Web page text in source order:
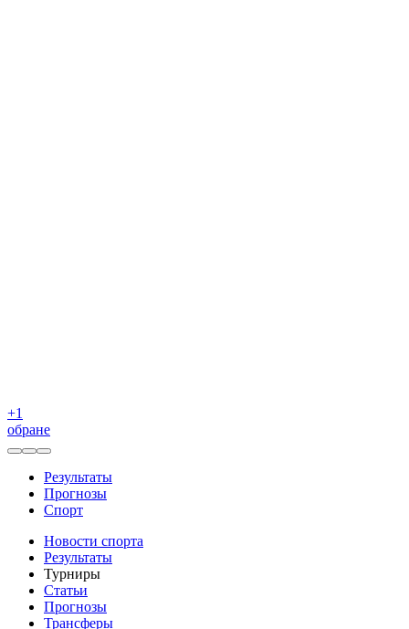
+1
обране
Результаты
Прогнозы
Спорт
Новости спорта
Результаты
Турниры
Статьи
Прогнозы
Трансферы